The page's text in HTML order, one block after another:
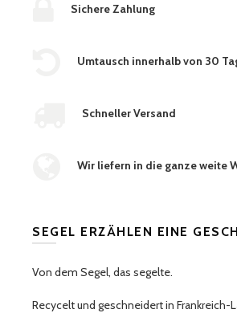
Sichere Zahlung
Umtausch innerhalb von 30
Schneller Versand
Wir liefern in die ganze weite
SEGEL ERZÄHLEN EINE
Von dem Segel, das segelte.
Recycelt und geschneidert in Frankreich-